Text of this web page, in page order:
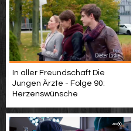
In aller Freundschaft Die
Jungen Ärzte - Folge 90:
Herzenswünsche